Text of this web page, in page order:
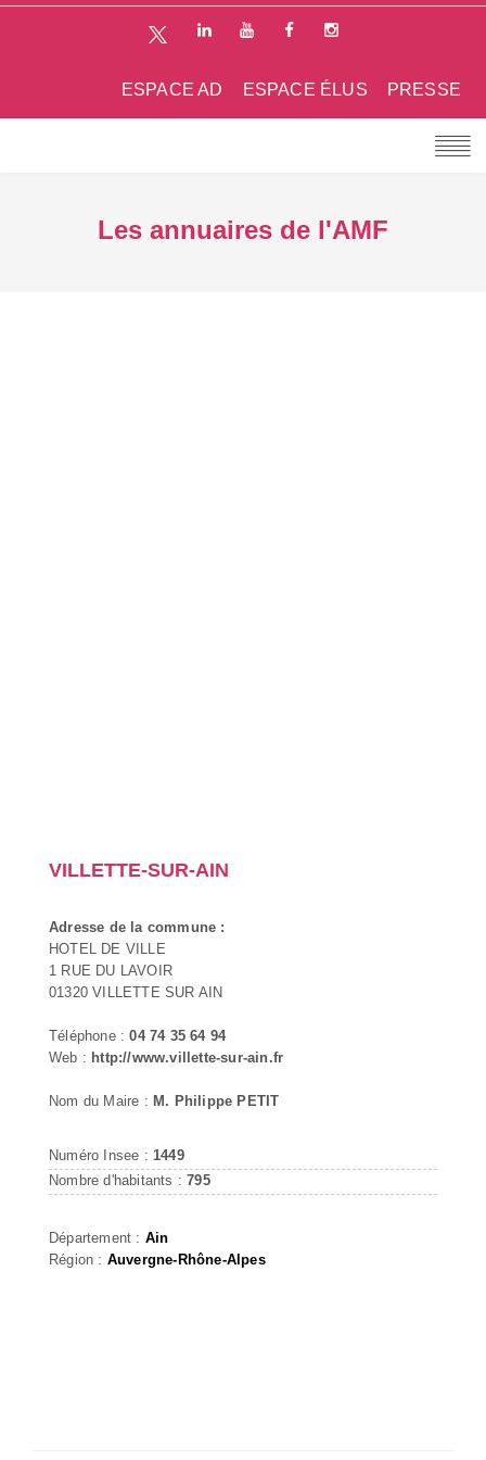
PRESSE
ESPACE ÉLUS
ESPACE AD
Les annuaires de l'AMF
VILLETTE-SUR-AIN
Adresse de la commune :
HOTEL DE VILLE
1 RUE DU LAVOIR
01320 VILLETTE SUR AIN
Téléphone :04 74 35 64 94
Web : http://www.villette-sur-ain.fr
Nom du Maire : M. Philippe PETIT
Numéro Insee : 1449
Nombre d'habitants :795
Département : Ain
Région : Auvergne-Rhône-Alpes